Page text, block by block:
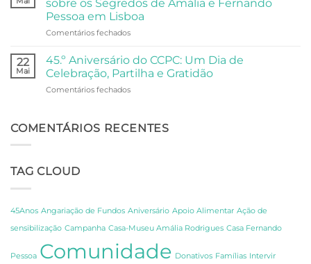
Palácio
Anjos
o
Oceanário
de
sobre os Segredos de Amália e Fernando
Pessoa em Lisboa
Comentários fechadosem
Fado
Poesia:
Um
Descoberta
Fernando
em
Lisboa
22
Mai
45.º Aniversário do CCPC: Um Dia de
Celebração, Partilha e Gratidão
Comentários fechadosem
do
e
COMENTÁRIOS RECENTES
TAG CLOUD
45Anos Angariação de Fundos Aniversário Apoio Alimentar Ação de
sensibilização Campanha Casa-Museu Amália Rodrigues Casa Fernando
Pessoa Comunidade Donativos Famílias Intervir